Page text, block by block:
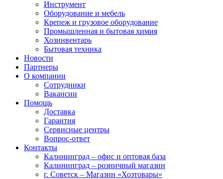
Инструмент
Оборудование и мебель
Крепеж и грузовое оборудование
Промышленная и бытовая химия
Хозинвентарь
Бытовая техника
Новости
Партнеры
О компании
Сотрудники
Вакансии
Помощь
Доставка
Гарантия
Сервисные центры
Вопрос-ответ
Контакты
Калининград – офис и оптовая база
Калининград – розничный магазин
г. Советск – Магазин «Хозтовары»